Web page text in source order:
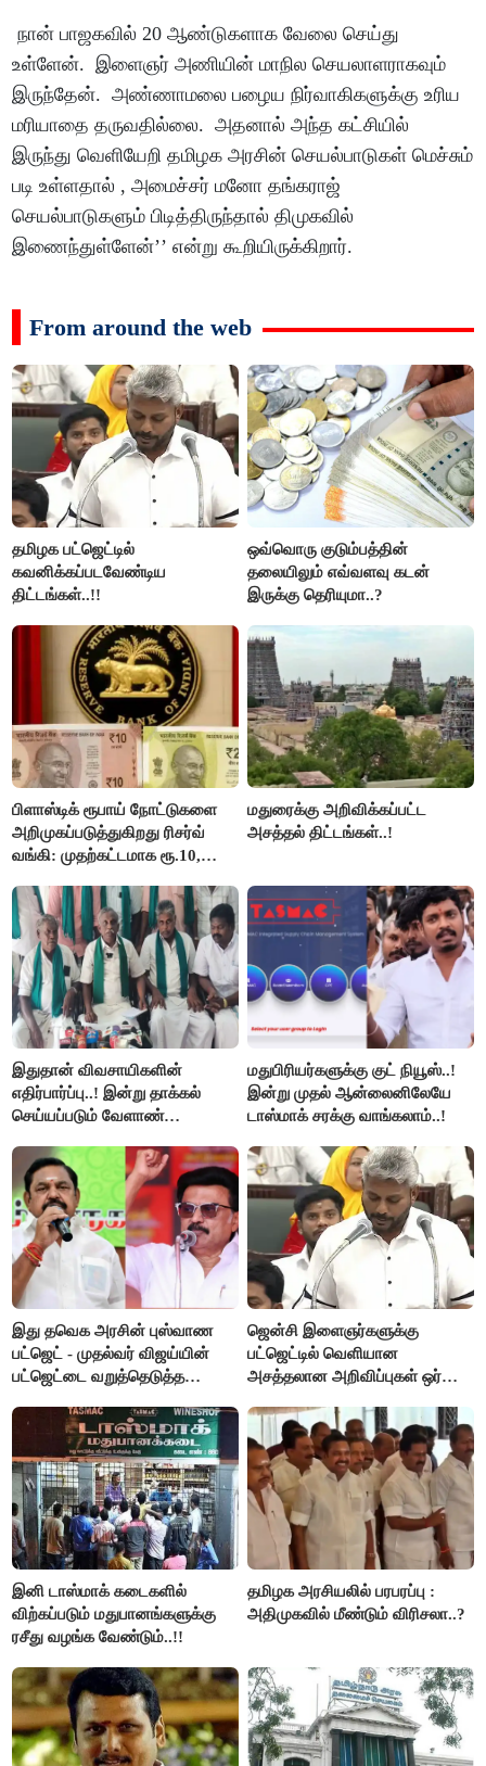
நான் பாஜகவில் 20 ஆண்டுகளாக வேலை செய்து
உள்ளேன். இளைஞர் அணியின் மாநில செயலாளராகவும்
இருந்தேன். அண்ணாமலை பழைய நிர்வாகிகளுக்கு உரிய
மரியாதை தருவதில்லை. அதனால் அந்த கட்சியில்
இருந்து வெளியேறி தமிழக அரசின் செயல்பாடுகள் மெச்சும்
படி உள்ளதால் , அமைச்சர் மனோ தங்கராஜ்
செயல்பாடுகளும் பிடித்திருந்தால் திமுகவில்
இணைந்துள்ளேன்’’ என்று கூறியிருக்கிறார்.
From around the web
தமிழக பட்ஜெட்டில்
கவனிக்கப்படவேண்டிய
திட்டங்கள்..!!
ஒவ்வொரு குடும்பத்தின்
தலையிலும் எவ்வளவு கடன்
இருக்கு தெரியுமா..?
பிளாஸ்டிக் ரூபாய் நோட்டுகளை
அறிமுகப்படுத்துகிறது ரிசர்வ்
வங்கி: முதற்கட்டமாக ரூ.10,
மதுரைக்கு அறிவிக்கப்பட்ட
அசத்தல் திட்டங்கள்..!
இதுதான் விவசாயிகளின்
எதிர்பார்ப்பு..! இன்று தாக்கல்
செய்யப்படும் வேளாண்
கோரிக்கை!
மதுபிரியர்களுக்கு குட் நியூஸ்..!
இன்று முதல் ஆன்லைனிலேயே
டாஸ்மாக் சரக்கு வாங்கலாம்..!
இது தவெக அரசின் புஸ்வாண
பட்ஜெட் - முதல்வர் விஜய்யின்
பட்ஜெட்டை வறுத்தெடுத்த
ஜென்சி இளைஞர்களுக்கு
பட்ஜெட்டில் வெளியான
அசத்தலான அறிவிப்புகள் ஒர்
இனி டாஸ்மாக் கடைகளில்
விற்கப்படும் மதுபானங்களுக்கு
ரசீது வழங்க வேண்டும்..!!
தமிழக அரசியலில் பரபரப்பு :
அதிமுகவில் மீண்டும் விரிசலா..?